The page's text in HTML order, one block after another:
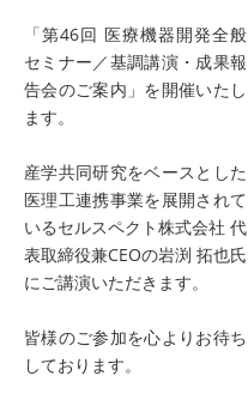
「第46回 医療機器開発全般
セミナー／基調講演・成果報
告会のご案内」を開催いたし
ます。
産学共同研究をベースとした
医理工連携事業を展開されて
いるセルスペクト株式会社 代
表取締役兼CEOの岩渕 拓也氏
にご講演いただきます。
皆様のご参加を心よりお待ち
しております。